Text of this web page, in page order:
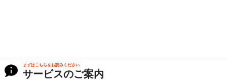
まずはこちらをお読みください
サービスのご案内